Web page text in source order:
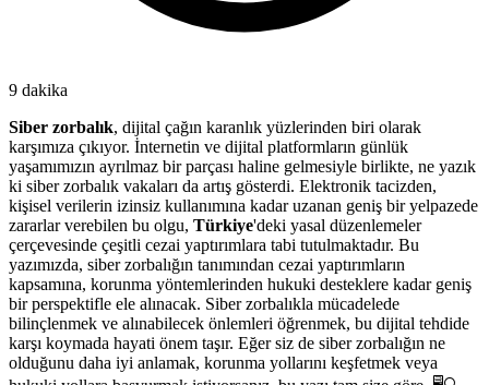
9 dakika
Siber zorbalık, dijital çağın karanlık yüzlerinden biri olarak
karşımıza çıkıyor. İnternetin ve dijital platformların günlük
yaşamımızın ayrılmaz bir parçası haline gelmesiyle birlikte, ne yazık
ki siber zorbalık vakaları da artış gösterdi. Elektronik tacizden,
kişisel verilerin izinsiz kullanımına kadar uzanan geniş bir yelpazede
zararlar verebilen bu olgu, Türkiye'deki yasal düzenlemeler
çerçevesinde çeşitli cezai yaptırımlara tabi tutulmaktadır. Bu
yazımızda, siber zorbalığın tanımından cezai yaptırımların
kapsamına, korunma yöntemlerinden hukuki desteklere kadar geniş
bir perspektifle ele alınacak. Siber zorbalıkla mücadelede
bilinçlenmek ve alınabilecek önlemleri öğrenmek, bu dijital tehdide
karşı koymada hayati önem taşır. Eğer siz de siber zorbalığın ne
olduğunu daha iyi anlamak, korunma yollarını keşfetmek veya